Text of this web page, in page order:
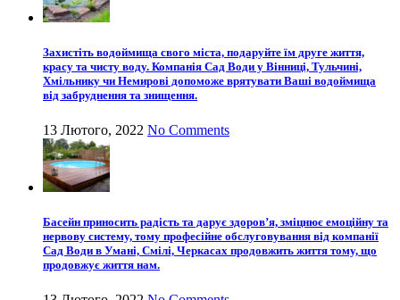
Захистіть водоймища свого міста, подаруйте їм друге життя,
красу та чисту воду. Компанія Сад Води у Вінниці, Тульчині,
Хмільнику чи Немирові допоможе врятувати Ваші водоймища
від забруднення та знищення.
13 Лютого, 2022 No Comments
Басейн приносить радість та дарує здоров’я, зміцнює емоційну та
нервову систему, тому професійне обслуговування від компанії
Сад Води в Умані, Смілі, Черкасах продовжить життя тому, що
продовжує життя нам.